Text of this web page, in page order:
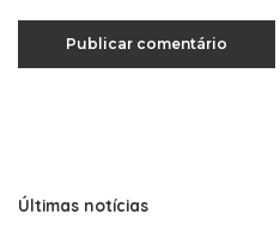
Últimas notícias